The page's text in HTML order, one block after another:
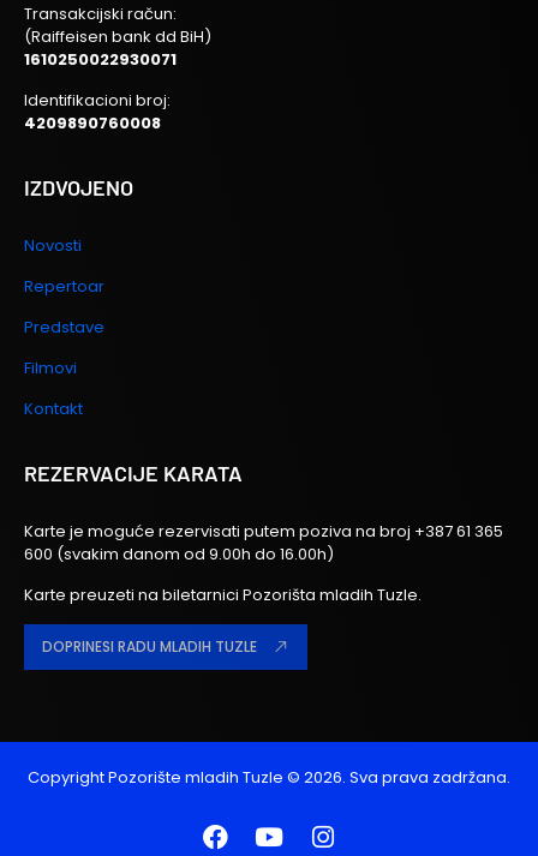
Transakcijski račun:
(Raiffeisen bank dd BiH)
1610250022930071
Identifikacioni broj:
4209890760008
IZDVOJENO
Novosti
Repertoar
Predstave
Filmovi
Kontakt
REZERVACIJE KARATA
Karte je moguće rezervisati putem poziva na broj +387 61 365
600 (svakim danom od 9.00h do 16.00h)
Karte preuzeti na biletarnici Pozorišta mladih Tuzle.
DOPRINESI RADU MLADIH TUZLE
CopyrightPozorište mladih Tuzle © 2026. Sva prava zadržana.